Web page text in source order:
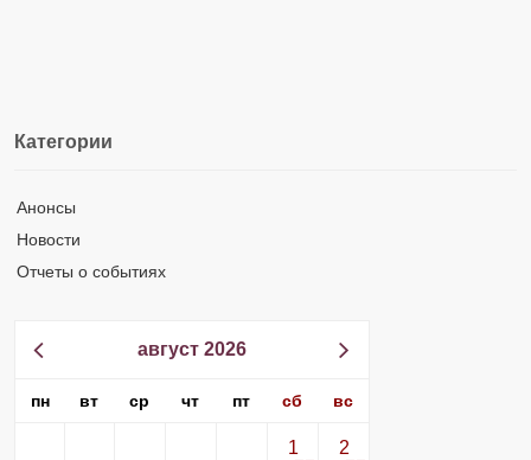
Категории
Анонсы
Новости
Отчеты о событиях
август 2026
пн вт ср чт пт сб вс
1 2